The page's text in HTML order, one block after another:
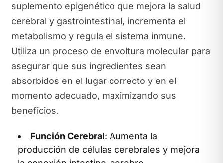
suplemento epigenético que mejora la salud
cerebral y gastrointestinal, incrementa el
metabolismo y regula el sistema inmune.
Utiliza un proceso de envoltura molecular para
asegurar que sus ingredientes sean
absorbidos en el lugar correcto y en el
momento adecuado, maximizando sus
beneficios.
Función Cerebral: Aumenta la
producción de células cerebrales y mejora